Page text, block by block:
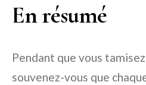
En résumé
Pendant que vous
souvenez-vous que